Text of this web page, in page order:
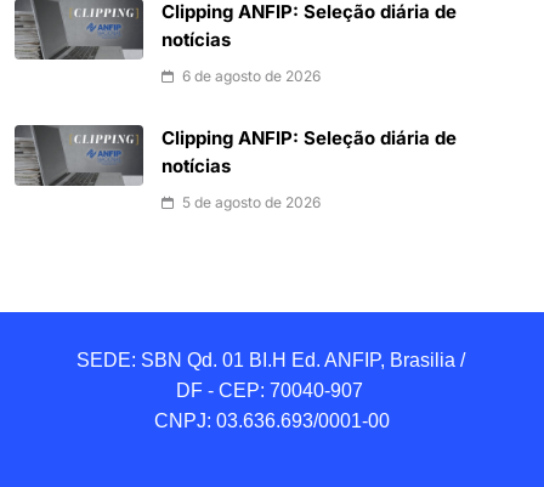
Clipping ANFIP: Seleção diária de
notícias
6 de agosto de 2026
Clipping ANFIP: Seleção diária de
notícias
5 de agosto de 2026
SEDE: SBN Qd. 01 BI.H Ed. ANFIP, Brasilia /
DF - CEP: 70040-907
CNPJ: 03.636.693/0001-00